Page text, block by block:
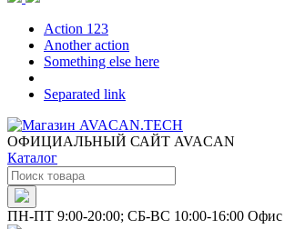
Action 123
Another action
Something else here
Separated link
ОФИЦИАЛЬНЫЙ САЙТ AVACAN
Каталог
ПН-ПТ 9:00-20:00; СБ-ВС 10:00-16:00 Офис